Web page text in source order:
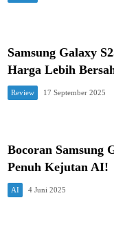
Samsung Galaxy
Harga Lebih
Review 17 September 2025
Bocoran Samsung
Penuh Kejutan AI!
AI 4 Juni 2025